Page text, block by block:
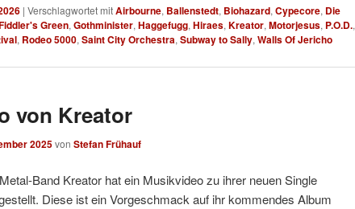
| Verschlagwortet mitAirbourne, Ballenstedt, Biohazard, Cypecore, Die
Green, Gothminister, Haggefugg, Hiraes, Kreator, Motorjesus, P.O.D.,
, Rodeo 5000, Saint City Orchestra, Subway to Sally, Walls Of Jericho
von Kreator
2025von Stefan Frühauf
Band Kreator hat ein Musikvideo zu ihrer neuen Single
Diese ist ein Vorgeschmack auf ihr kommendes Album